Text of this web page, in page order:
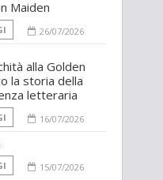
Maiden
26/07/2026
alla Golden
la storia della
letteraria
16/07/2026
15/07/2026